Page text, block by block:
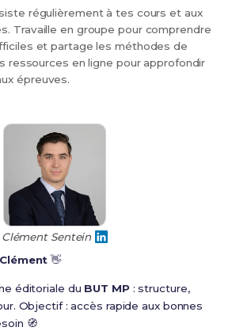
régulièrement à tes cours et aux
Travaille en groupe pour comprendre
et partage les méthodes de
ressources en ligne pour approfondir
épreuves.
Clément Sentein
Clément 👋
éditoriale du BUT MP : structure,
Objectif : accès rapide aux bonnes
🧭